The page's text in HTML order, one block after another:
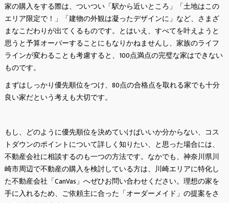
家の購入をする際は、ついつい「駅から近いところ」「土地はこの
エリア限定で！」「建物の外観は凝ったデザインに」など、さまざ
まなこだわりが出てくるものです。とはいえ、すべてを叶えようと
思うと予算オーバーすることにもなりかねませんし、家族のライフ
ラインが変わることも考慮すると、100点満点の完璧な家はできない
ものです。
まずはしっかり優先順位をつけ、80点の合格点を取れる家でも十分
良い家だという考えも大切です。
もし、どのように優先順位を決めていけばいいか分からない、コス
トダウンのポイントについて詳しく知りたい、と思った場合には、
不動産会社に相談するのも一つの方法です。なかでも、神奈川県川
崎市周辺で不動産の購入を検討している方は、川崎エリアに特化し
た不動産会社「CanVas」へぜひお問い合わせください。理想の家を
手に入れるため、ご依頼主に合った「オーダーメイド」の提案をさ